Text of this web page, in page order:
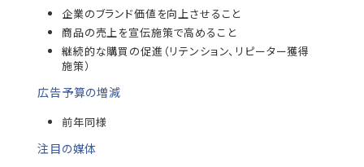
企業のブランド価値を向上させること
商品の売上を宣伝施策で高めること
継続的な購買の促進（リテンション、リピーター獲得
施策）
広告予算の増減
前年同様
注目の媒体